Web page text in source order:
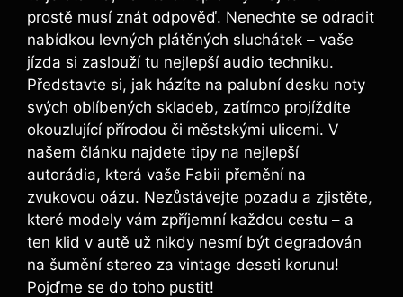
prostě musí znát odpověď. Nenechte se odradit
nabídkou levných plátěných sluchátek – vaše
jízda si zaslouží tu nejlepší audio techniku.
Představte si, jak házíte na palubní desku noty
svých oblíbených skladeb, zatímco projíždíte
okouzlující přírodou či městskými ulicemi. V
našem článku najdete tipy na nejlepší
autorádia, která vaše Fabii přemění na
zvukovou oázu. Nezůstávejte pozadu a zjistěte,
které modely vám zpříjemní každou cestu – a
ten klid v autě už nikdy nesmí být degradován
na šumění stereo za vintage deseti korunu!
Pojďme se do toho pustit!